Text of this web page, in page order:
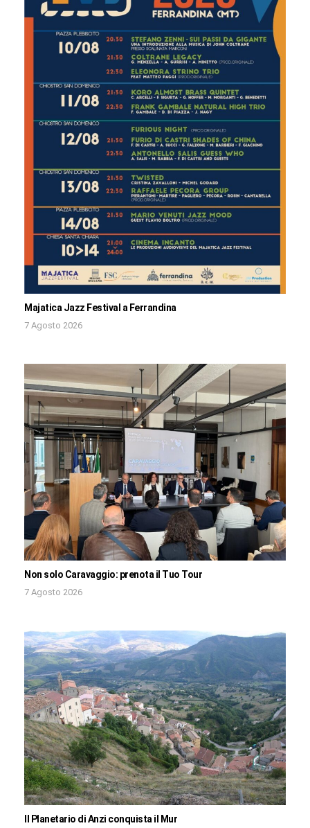
Majatica Jazz Festival a Ferrandina
7 Agosto 2026
Non solo Caravaggio: prenota il Tuo Tour
7 Agosto 2026
Il Planetario di Anzi conquista il Mur